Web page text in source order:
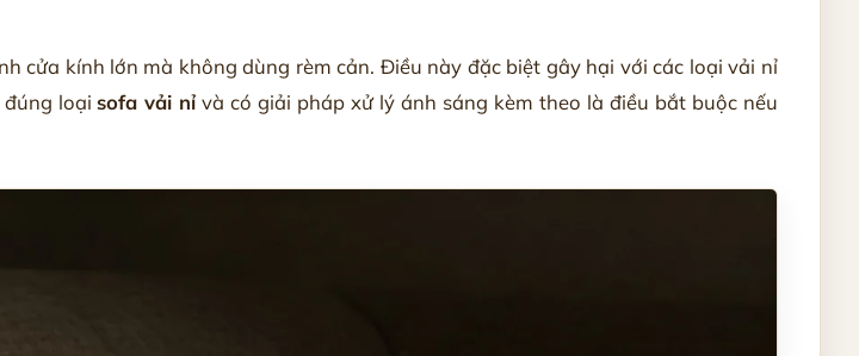
cửa kính lớn mà không dùng rèm cản. Điều này đặc biệt gây hại với các loại vải nỉ
đúng loạisofa vải nỉ và có giải pháp xử lý ánh sáng kèm theo là điều bắt buộc nếu